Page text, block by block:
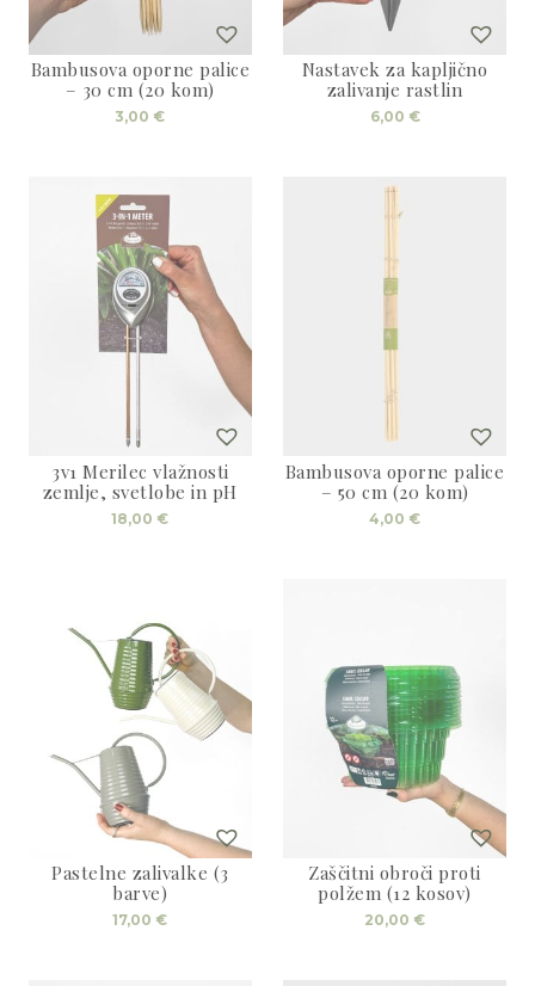
Bambusova oporne palice
– 30 cm (20 kom)
3,00 €
Nastavek za kapljično
zalivanje rastlin
6,00 €
3v1 Merilec vlažnosti
zemlje, svetlobe in pH
18,00 €
Bambusova oporne palice
– 50 cm (20 kom)
4,00 €
Pastelne zalivalke (3
barve)
17,00 €
Zaščitni obroči proti
polžem (12 kosov)
20,00 €